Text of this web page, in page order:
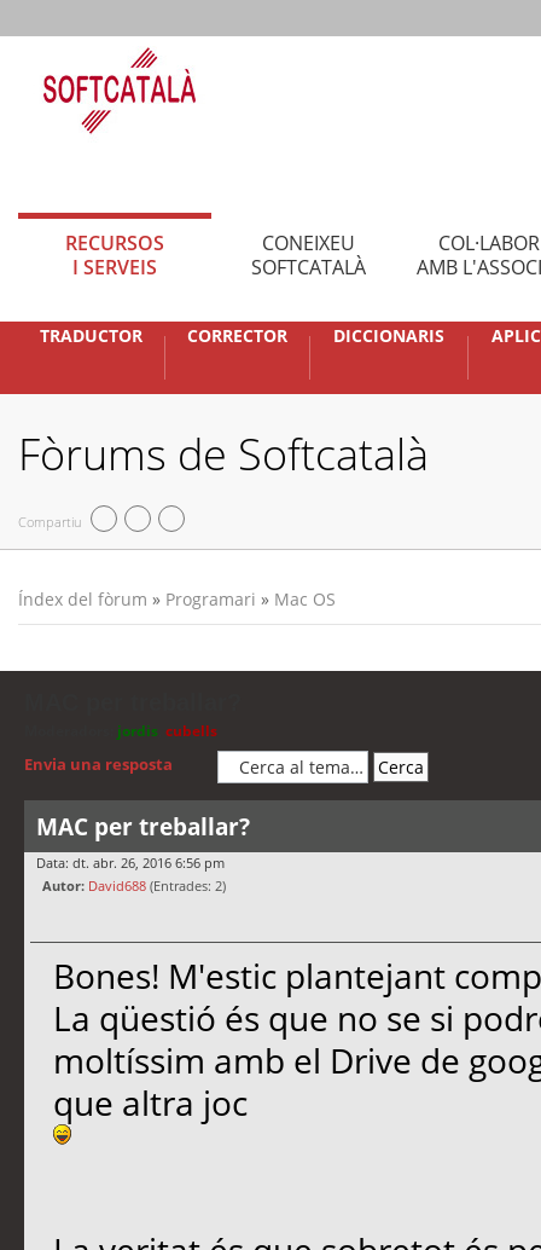
RECURSOS
I SERVEIS
CONEIXEU
SOFTCATALÀ
AMB
TRADUCTOR CORRECTOR DICCIONARIS
Fòrums de Softcatalà
Compartiu
Índex del fòrum » Programari » Mac OS
jordis cubells
Envia una resposta
MAC per treballar?
Data: dt. abr. 26, 2016 6:56 pm
Autor: David688 (Entrades: 2)
Bones! M'estic plantejant
La qüestió és que no se si
moltíssim amb el Drive de
que altra joc